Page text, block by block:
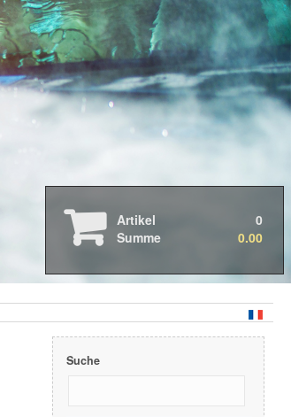
Auto- & Motorradpflege
Boots- & Wohnmobilpflege
2025 Neue Produkte
2024 Neue Produkte
3D Druck Produkte
Abverkauf & Aktionen
Cabriolet
Artikel
0
Summe
0.00
Suche